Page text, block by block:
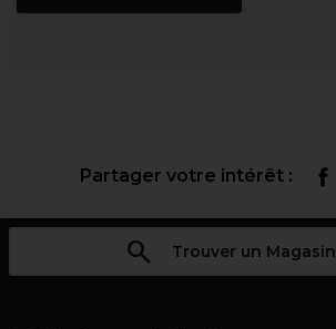
Partager votre intérêt :
Trouver un Magasin